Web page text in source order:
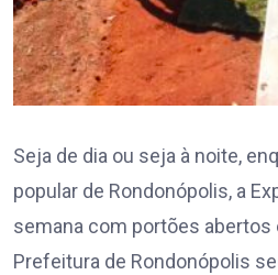
Seja de dia ou seja à noite,
popular de Rondonópolis, a
semana com portões abertos
Prefeitura de Rondonópolis